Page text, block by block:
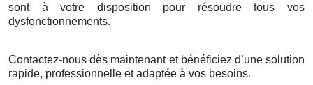
sont à votre disposition pour résoudre tous vos
dysfonctionnements.
Contactez-nous dès maintenant et bénéficiez d’une solution
rapide, professionnelle et adaptée à vos besoins.